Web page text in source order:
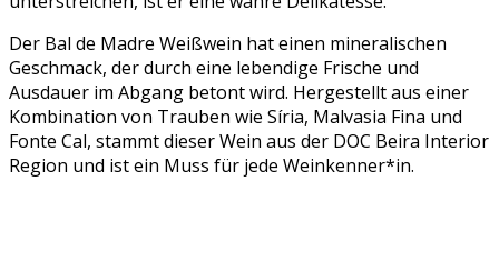
Der Bal de Madre Weißwein hat einen mineralischen
Geschmack, der durch eine lebendige Frische und
Ausdauer im Abgang betont wird. Hergestellt aus einer
Kombination von Trauben wie Síria, Malvasia Fina und
Fonte Cal, stammt dieser Wein aus der DOC Beira Interior
Region und ist ein Muss für jede Weinkenner*in.